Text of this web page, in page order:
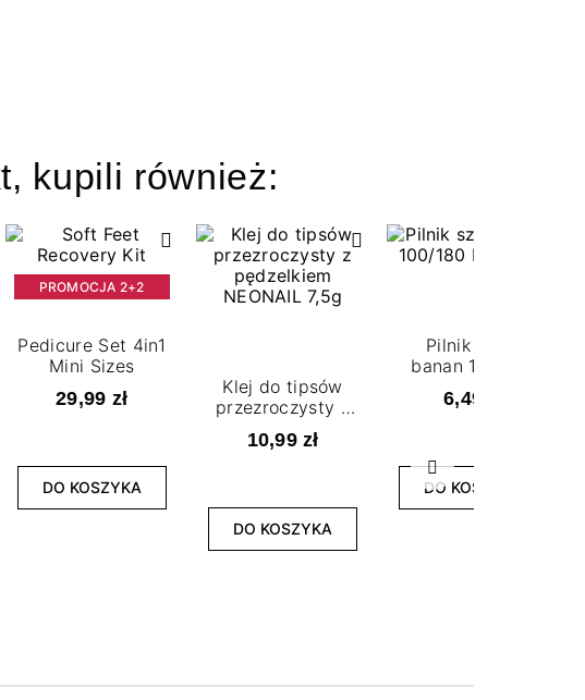
kupili również:
Następny
PROMOCJA 2+2
Pedicure Set 4in1
Mini Sizes
29,99 zł
DO KOSZYKA
Klej do tipsów
przezroczysty z
pędzelkiem
NEONAIL 7,5g
10,99 zł
DO KOSZYKA
Pilnik szary
banan 100/180
6,49 zł
DO KOSZYKA